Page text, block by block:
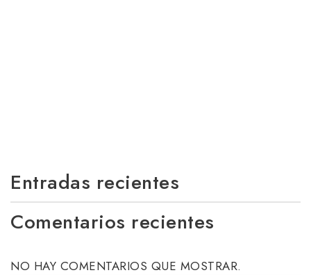
Entradas recientes
Comentarios recientes
NO HAY COMENTARIOS QUE MOSTRAR.